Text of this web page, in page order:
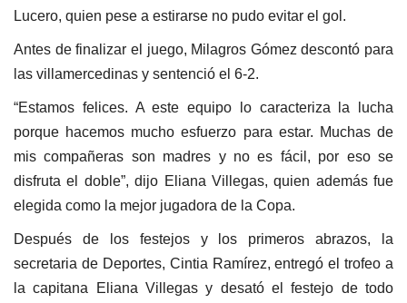
Lucero, quien pese a estirarse no pudo evitar el gol.
Antes de finalizar el juego, Milagros Gómez descontó para
las villamercedinas y sentenció el 6-2.
“Estamos felices. A este equipo lo caracteriza la lucha
porque hacemos mucho esfuerzo para estar. Muchas de
mis compañeras son madres y no es fácil, por eso se
disfruta el doble”, dijo Eliana Villegas, quien además fue
elegida como la mejor jugadora de la Copa.
Después de los festejos y los primeros abrazos, la
secretaria de Deportes, Cintia Ramírez, entregó el trofeo a
la capitana Eliana Villegas y desató el festejo de todo